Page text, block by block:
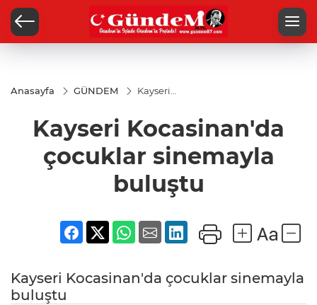
Anasayfa GÜNDEM
Kayseri
sinemayla
buluştu
Kayseri Kocasinan'da
çocuklar sinemayla
buluştu
Kayseri Kocasinan'da çocuklar sinemayla
buluştu